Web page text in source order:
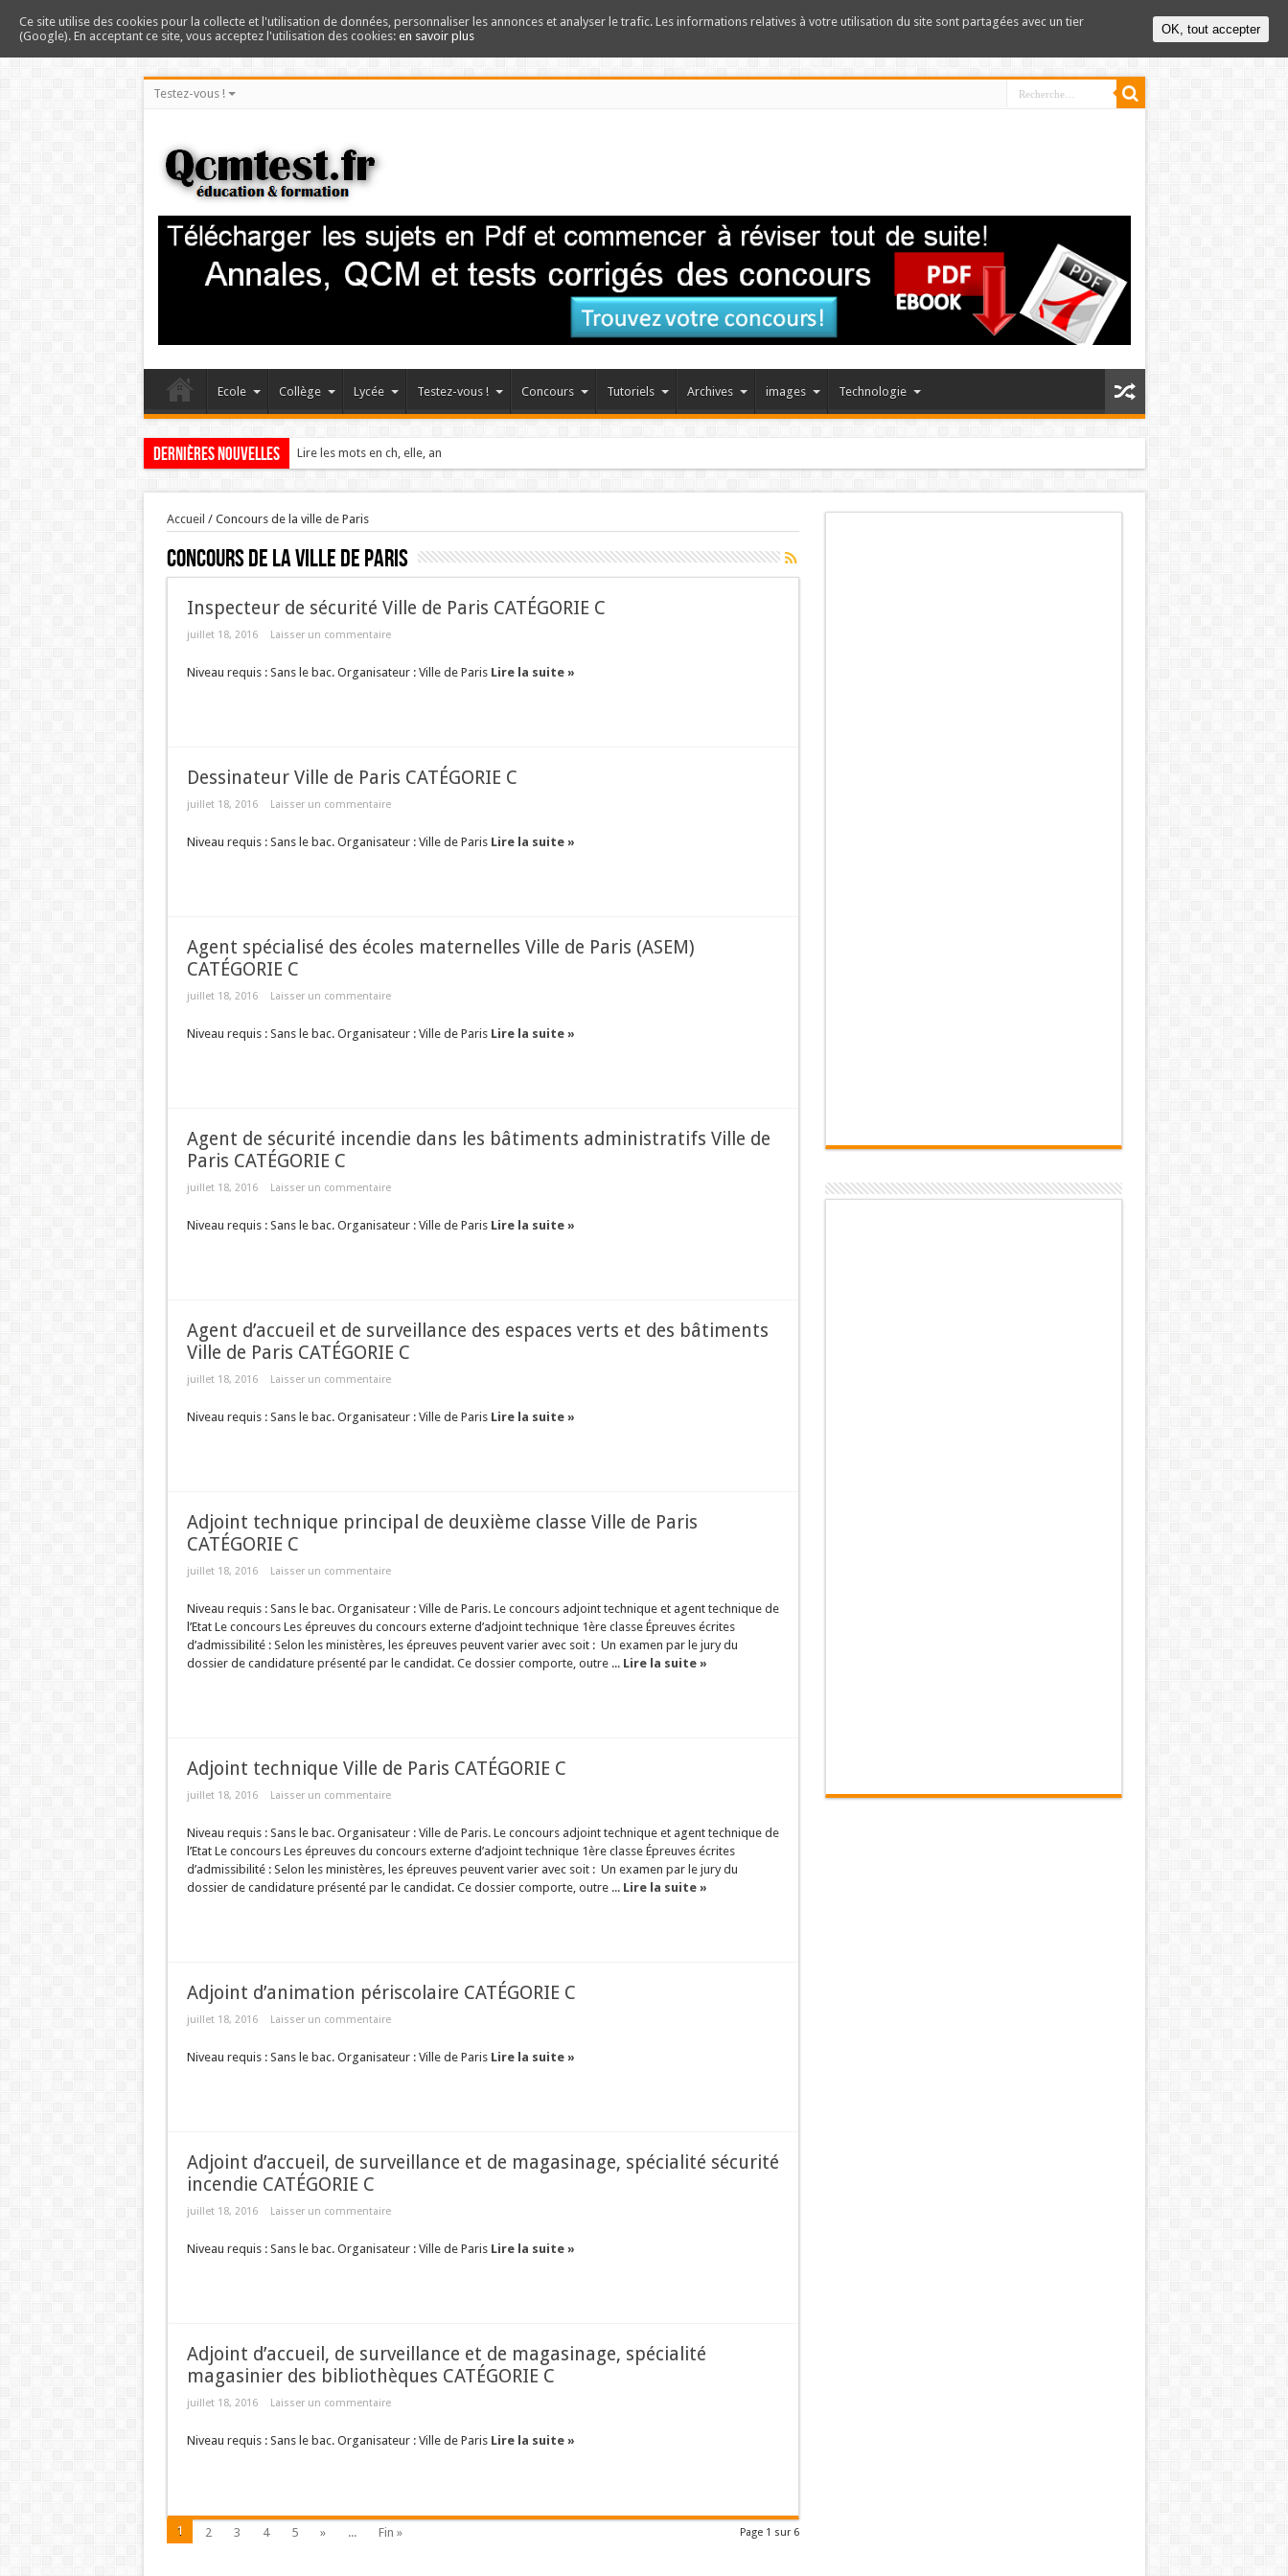
Testez-vous !
Ecole Collège Lycée Testez-vous ! Concours Tutoriels Archives images Technologie
Dernières nouvelles Lire les mots en ch, elle, an
Accueil / Concours de la ville de Paris
Concours de la ville de Paris
Inspecteur de sécurité Ville de Paris CATÉGORIE C
juillet 18, 2016 Laisser un commentaire
Niveau requis : Sans le bac. Organisateur : Ville de Paris Lire la suite »
Dessinateur Ville de Paris CATÉGORIE C
juillet 18, 2016 Laisser un commentaire
Niveau requis : Sans le bac. Organisateur : Ville de Paris Lire la suite »
Agent spécialisé des écoles maternelles Ville de Paris (ASEM)
CATÉGORIE C
juillet 18, 2016 Laisser un commentaire
Niveau requis : Sans le bac. Organisateur : Ville de Paris Lire la suite »
Agent de sécurité incendie dans les bâtiments administratifs Ville de
Paris CATÉGORIE C
juillet 18, 2016 Laisser un commentaire
Niveau requis : Sans le bac. Organisateur : Ville de Paris Lire la suite »
Agent d’accueil et de surveillance des espaces verts et des bâtiments
Ville de Paris CATÉGORIE C
juillet 18, 2016 Laisser un commentaire
Niveau requis : Sans le bac. Organisateur : Ville de Paris Lire la suite »
Adjoint technique principal de deuxième classe Ville de Paris
CATÉGORIE C
juillet 18, 2016 Laisser un commentaire
Niveau requis : Sans le bac. Organisateur : Ville de Paris. Le concours adjoint technique et agent technique de
l’Etat Le concours Les épreuves du concours externe d’adjoint technique 1ère classe Épreuves écrites
d’admissibilité : Selon les ministères, les épreuves peuvent varier avec soit : Un examen par le jury du
dossier de candidature présenté par le candidat. Ce dossier comporte, outre ... Lire la suite »
Adjoint technique Ville de Paris CATÉGORIE C
juillet 18, 2016 Laisser un commentaire
Niveau requis : Sans le bac. Organisateur : Ville de Paris. Le concours adjoint technique et agent technique de
l’Etat Le concours Les épreuves du concours externe d’adjoint technique 1ère classe Épreuves écrites
d’admissibilité : Selon les ministères, les épreuves peuvent varier avec soit : Un examen par le jury du
dossier de candidature présenté par le candidat. Ce dossier comporte, outre ... Lire la suite »
Adjoint d’animation périscolaire CATÉGORIE C
juillet 18, 2016 Laisser un commentaire
Niveau requis : Sans le bac. Organisateur : Ville de Paris Lire la suite »
Adjoint d’accueil, de surveillance et de magasinage, spécialité sécurité
incendie CATÉGORIE C
juillet 18, 2016 Laisser un commentaire
Niveau requis : Sans le bac. Organisateur : Ville de Paris Lire la suite »
Adjoint d’accueil, de surveillance et de magasinage, spécialité
magasinier des bibliothèques CATÉGORIE C
juillet 18, 2016 Laisser un commentaire
Niveau requis : Sans le bac. Organisateur : Ville de Paris Lire la suite »
Page 1 sur 6
1 2 3 4 5 » ... Fin »
Ce site utilise des cookies pour la collecte et l'utilisation de données, personnaliser les annonces et analyser le trafic. Les informations relatives à votre utilisation du site sont partagées avec un tier
(Google). En acceptant ce site, vous acceptez l'utilisation des cookies: en savoir plus OK, tout accepter